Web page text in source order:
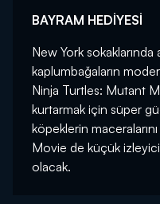
BAYRAM HEDİYESİ
New York sokaklarında
kaplumbağaların
Ninja Turtles: Mutant
kurtarmak için süper
köpeklerin
Movie de küçük
olacak.